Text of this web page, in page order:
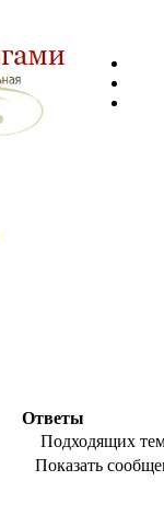
Ответы
Подходящих
Показать